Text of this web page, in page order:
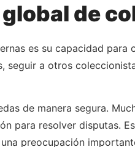
de
es su capacidad para
seguir a otros
de manera segura.
para resolver disputas.
preocupación